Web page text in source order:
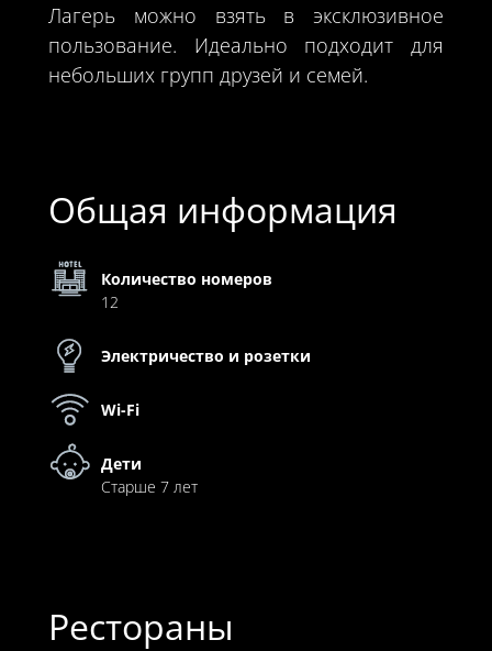
Лагерь можно взять в эксклюзивное
пользование. Идеально подходит для
небольших групп друзей и семей.
Общая информация
Количество номеров
12
Электричество и розетки
Wi-Fi
Дети
Старше 7 лет
Рестораны